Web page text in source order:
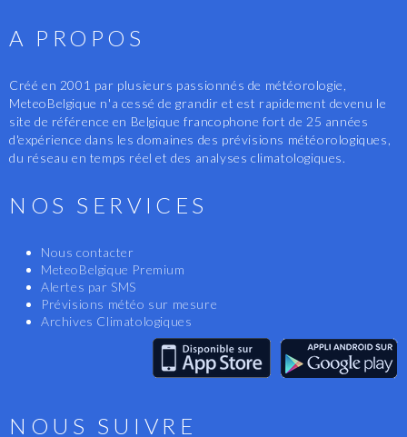
A PROPOS
Créé en 2001 par plusieurs passionnés de météorologie,
MeteoBelgique n'a cessé de grandir et est rapidement devenu le
site de référence en Belgique francophone fort de 25 années
d'expérience dans les domaines des prévisions météorologiques,
du réseau en temps réel et des analyses climatologiques.
NOS SERVICES
Nous contacter
MeteoBelgique Premium
Alertes par SMS
Prévisions météo sur mesure
Archives Climatologiques
NOUS SUIVRE